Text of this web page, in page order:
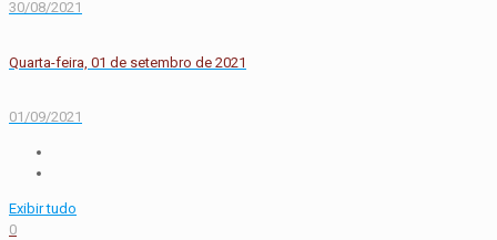
30/08/2021
Quarta-feira, 01 de setembro de 2021
01/09/2021
Exibir tudo
0